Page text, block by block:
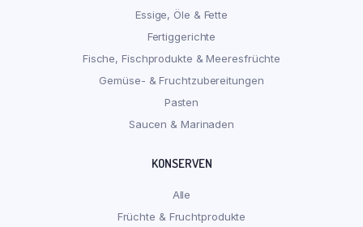
Essige, Öle & Fette
Fertiggerichte
Fische, Fischprodukte & Meeresfrüchte
Gemüse- & Fruchtzubereitungen
Pasten
Saucen & Marinaden
KONSERVEN
Alle
Früchte & Fruchtprodukte